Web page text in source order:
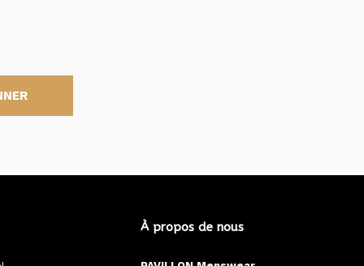
À propos de nous